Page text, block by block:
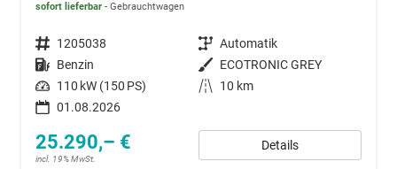
sofort lieferbar Gebrauchtwagen
Fahrzeugnummer 1205038 Getriebe Automatik
Kraftstoff Benzin Außenfarbe ECOTRONIC GREY
Leistung 110 kW (150 PS) Kilometerstand
10 km
01.08.2026
25.290,– €
incl. 19% MwSt.
Details